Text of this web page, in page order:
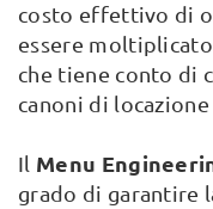
costo effettivo di
essere
che tiene conto di
canoni di
Il Menu
grado di garantire